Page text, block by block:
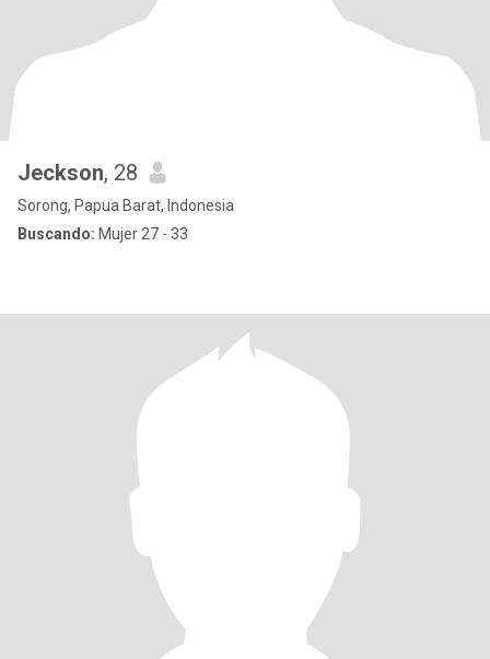
Jeckson, 28
Sorong, Papua Barat, Indonesia
Buscando: Mujer 27 - 33